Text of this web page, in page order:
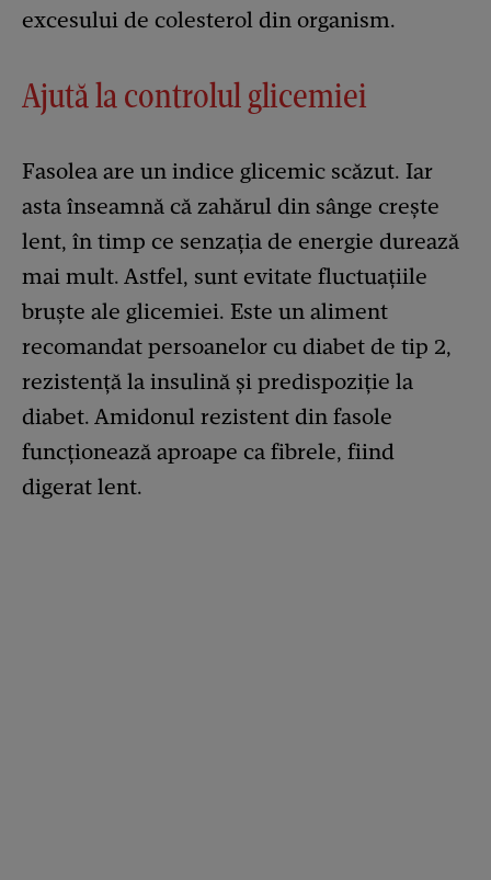
excesului de colesterol din organism.
Ajută la controlul glicemiei
Fasolea are un indice glicemic scăzut. Iar
asta înseamnă că zahărul din sânge crește
lent, în timp ce senzația de energie durează
mai mult. Astfel, sunt evitate fluctuațiile
bruște ale glicemiei. Este un aliment
recomandat persoanelor cu diabet de tip 2,
rezistență la insulină și predispoziție la
diabet. Amidonul rezistent din fasole
funcționează aproape ca fibrele, fiind
digerat lent.